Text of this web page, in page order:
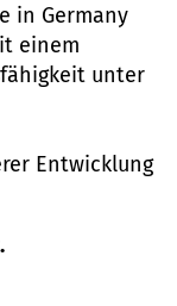
in Germany
einem
unter
Entwicklung